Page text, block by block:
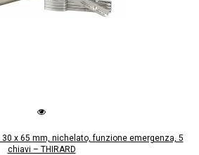
x 65 mm, nichelato, funzione emergenza, 5
chiavi – THIRARD